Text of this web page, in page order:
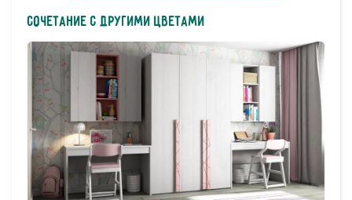
Сочетание с другими цветами